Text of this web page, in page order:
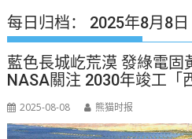
每日归档： 2025年8月8日
藍色長城屹荒漠 發綠電固
NASA關注 2030年竣工「
2025-08-08 熊猫时报